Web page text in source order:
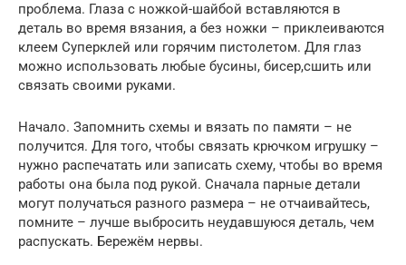
проблема. Глаза с ножкой-шайбой вставляются в
деталь во время вязания, а без ножки – приклеиваются
клеем Суперклей или горячим пистолетом. Для глаз
можно использовать любые бусины, бисер,сшить или
связать своими руками.
Начало. Запомнить схемы и вязать по памяти – не
получится. Для того, чтобы связать крючком игрушку –
нужно распечатать или записать схему, чтобы во время
работы она была под рукой. Сначала парные детали
могут получаться разного размера – не отчаивайтесь,
помните – лучше выбросить неудавшуюся деталь, чем
распускать. Бережём нервы.